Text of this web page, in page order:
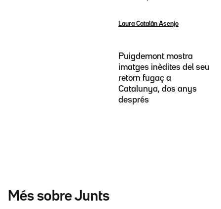
Laura Catalán Asenjo
Puigdemont mostra
imatges inèdites del seu
retorn fugaç a
Catalunya, dos anys
després
Més sobre Junts